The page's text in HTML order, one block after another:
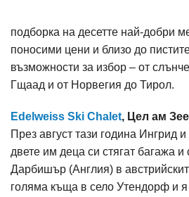
подборка на десетте най-добри
поносими цени и близо до
възможности за избор – от
Гщаад и от Норвегия до Тирол.
Edelweiss Ski Chalet, Цел ам
През август тази година Ингрид
двете им деца си стягат багажа и
Дарбишър (Англия) в
голяма къща в село Утендорф и